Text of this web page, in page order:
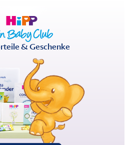
& Geschenke